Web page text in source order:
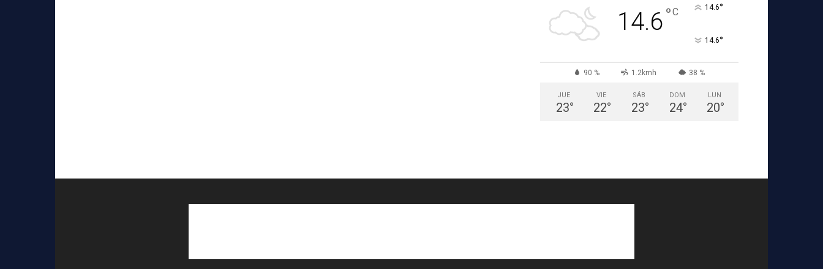
14.6°C 14.6°
14.6°
90 % 1.2kmh 38 %
JUE
23°
VIE
22°
SÁB
23°
DOM
24°
LUN
20°